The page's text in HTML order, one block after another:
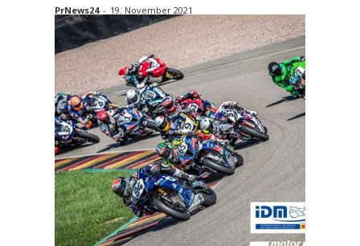
PrNews24 - 19. November 2021